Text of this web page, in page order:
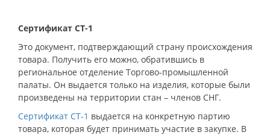
Сертификат СТ-1
Это документ, подтверждающий страну происхождения
товара. Получить его можно, обратившись в
региональное отделение Торгово-промышленной
палаты. Он выдается только на изделия, которые были
произведены на территории стан – членов СНГ.
Сертификат СТ-1 выдается на конкретную партию
товара, которая будет принимать участие в закупке. В